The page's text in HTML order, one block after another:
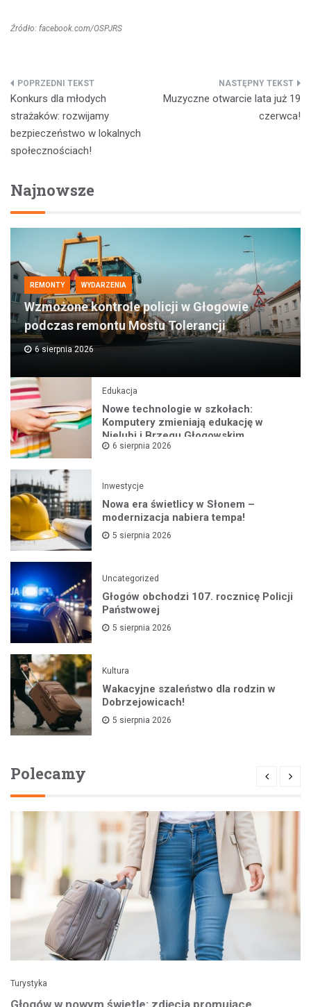
Źródło: facebook.com/OSPJRS
Nawigacja
wpisu
Konkurs dla młodych
strażaków: rozwijamy
bezpieczeństwo w lokalnych
społecznościach!
Muzyczne otwarcie lata już 19
czerwca!
Najnowsze
REMONTY WYDARZENIA
Wzmożone kontrole policji w Głogowie
podczas remontu Mostu Tolerancji
6 sierpnia 2026
Edukacja
Nowe technologie w szkołach:
Komputery zmieniają edukację w
Nielubi i Brzegu Głogowskim
6 sierpnia 2026
Inwestycje
Nowa era świetlicy w Słonem –
modernizacja nabiera tempa!
5 sierpnia 2026
Uncategorized
Głogów obchodzi 107. rocznicę Policji
Państwowej
5 sierpnia 2026
Kultura
Wakacyjne szaleństwo dla rodzin w
Dobrzejowicach!
5 sierpnia 2026
Polecamy
Turystyka